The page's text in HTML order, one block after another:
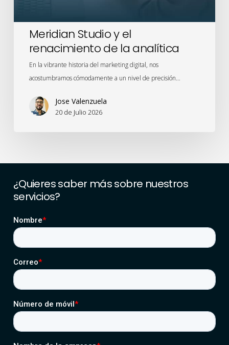
Meridian Studio y el
renacimiento de la analítica
En la vibrante historia del marketing digital, nos
acostumbramos cómodamente a un nivel de precisión…
Jose Valenzuela
20 de Julio 2026
¿Quieressaber mássobre nuestros
servicios?